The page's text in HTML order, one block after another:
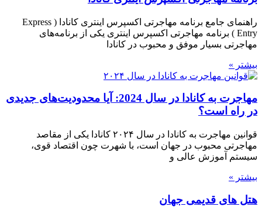
راهنمای جامع برنامه مهاجرتی اکسپرس اینتری کانادا ( Express
Entry ) برنامه مهاجرتی اکسپرس اینتری یکی از برنامه‌های
مهاجرتی بسیار موفق و محبوب در کانادا
بیشتر »
مهاجرت به کانادا در سال 2024: آیا محدودیت‌های جدیدی
در راه است؟
قوانین مهاجرت به کانادا در سال ۲۰۲۴ کانادا یکی از مقاصد
مهاجرتی محبوب در جهان است، با شهرت چون اقتصاد قوی،
سیستم آموزش عالی و
بیشتر »
هتل های قدیمی جهان